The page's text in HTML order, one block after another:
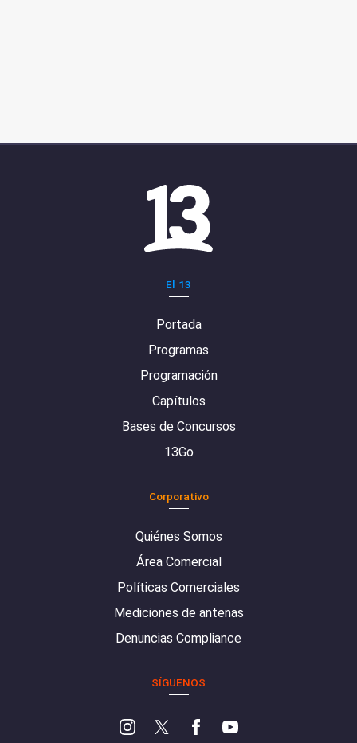
El 13
Portada
Programas
Programación
Capítulos
Bases de Concursos
13Go
Corporativo
Quiénes Somos
Área Comercial
Políticas Comerciales
Mediciones de antenas
Denuncias Compliance
SÍGUENOS